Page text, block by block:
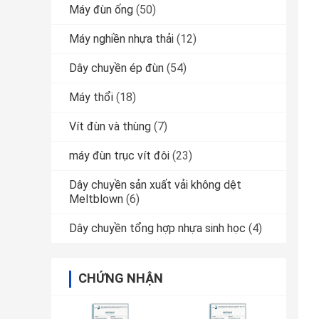
Máy đùn ống (50)
Máy nghiền nhựa thải (12)
Dây chuyền ép đùn (54)
Máy thổi (18)
Vít đùn và thùng (7)
máy đùn trục vít đôi (23)
Dây chuyền sản xuất vải không dệt
Meltblown (6)
Dây chuyền tổng hợp nhựa sinh học (4)
CHỨNG NHẬN